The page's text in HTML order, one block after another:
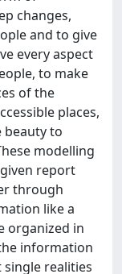
changes,
and to give
every aspect
to make
of the
places,
to
modelling
report
through
like a
organized in
information
realities